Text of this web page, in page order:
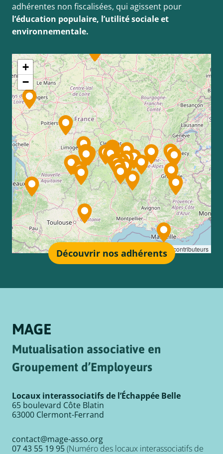
adhérentes non ﬁscalisées, qui agissent pour
l’éducation populaire, l’utilité sociale et
environnementale.
Cette carte interactive est optionnelle. Vous pouvez
+
−
OpenStreetMap contributeurs
Découvrir nos adhérents
MAGE
Mutualisation associative en
Groupement d’Employeurs
Locaux interassociatifs de l’Échappée Belle
65 boulevard Côte Blatin
63000 Clermont-Ferrand
contact@mage-asso.org
07 43 55 19 95(Numéro des locaux interassociatifs de